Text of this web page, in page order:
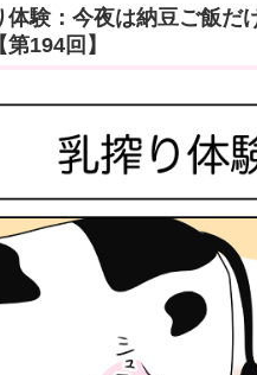
体験：今夜は納豆ご飯だ
194回】